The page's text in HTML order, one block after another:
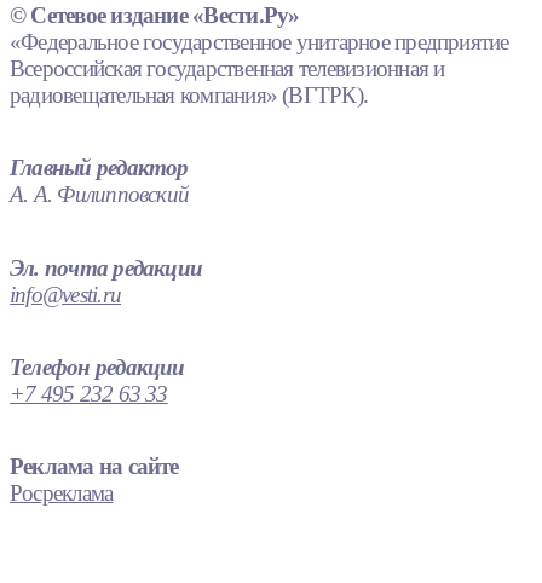
© Сетевое издание «Вести.Ру»
«Федеральное государственное унитарное предприятие
Всероссийская государственная телевизионная и
радиовещательная компания» (ВГТРК).
Главный редактор
А. А. Филипповский
Эл. почта редакции
info@vesti.ru
Телефон редакции
+7 495 232 63 33
Реклама на сайте
Росреклама